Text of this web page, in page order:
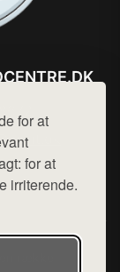
for at
for at
irriterende.
privatlivspolitik
række